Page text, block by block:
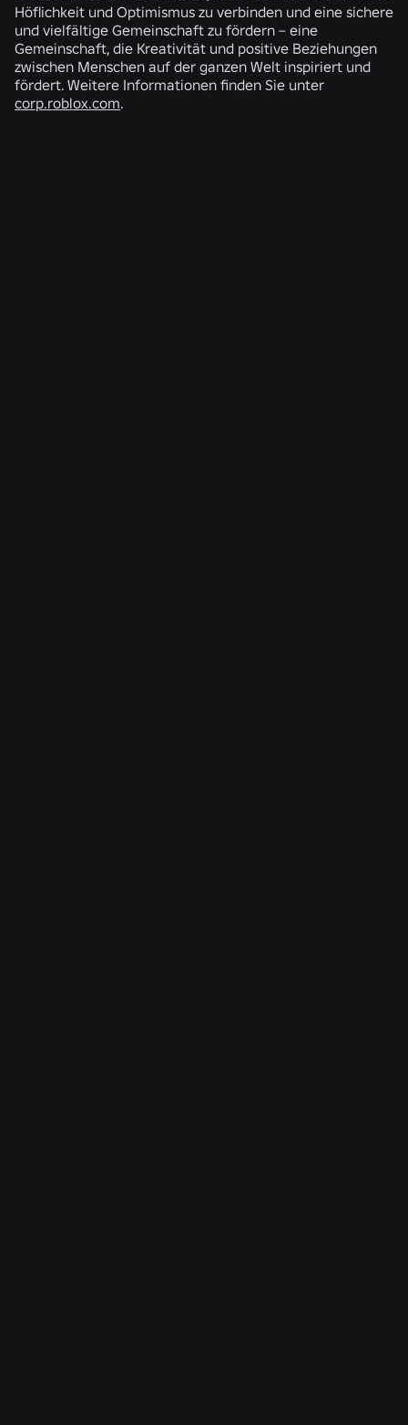
Höflichkeit und Optimismus zu verbinden und eine sichere
und vielfältige Gemeinschaft zu fördern – eine
Gemeinschaft, die Kreativität und positive Beziehungen
zwischen Menschen auf der ganzen Welt inspiriert und
fördert. Weitere Informationen finden Sie unter
corp.roblox.com.